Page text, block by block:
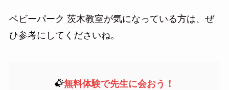
ベビーパーク 茨木教室が気になっている方は、ぜ
ひ参考にしてくださいね。
無料体験で先生に会おう！